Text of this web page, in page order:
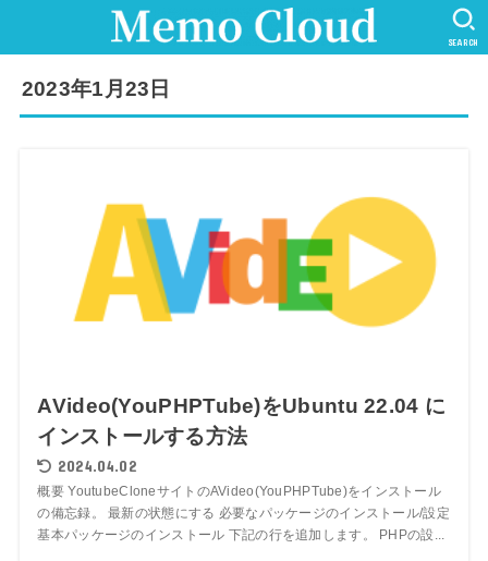
SEARCH
2023年1月23日
AVideo(YouPHPTube)をUbuntu 22.04 に
インストールする方法
2024.04.02
概要 YoutubeCloneサイトのAVideo(YouPHPTube)をインストール
の備忘録。 最新の状態にする 必要なパッケージのインストール/設定
基本パッケージのインストール 下記の行を追加します。 PHPの設...